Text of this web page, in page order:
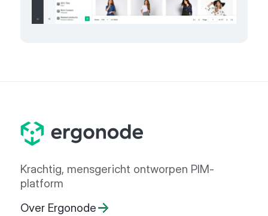
Krachtig, mensgericht ontworpen PIM-
platform
Over Ergonode